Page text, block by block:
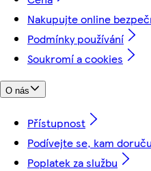
Nakupujte online
Podmínky používání
Soukromí a cookies
O nás
Přístupnost
Podívejte se, kam
Poplatek za službu